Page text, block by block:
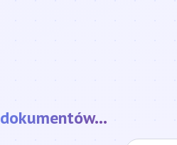
strony internetowej...